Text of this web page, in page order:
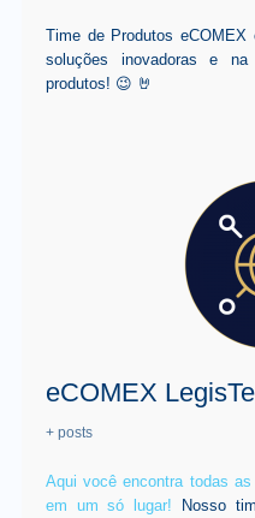
Time de Produtos
soluções inovadoras e
produtos! 😉 🤘
eCOMEX
+ posts
Aqui você encontra todas
em um só lugar! Nosso